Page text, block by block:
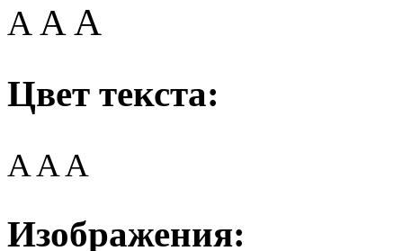
A AA
Цвет текста:
AAA
Изображения: